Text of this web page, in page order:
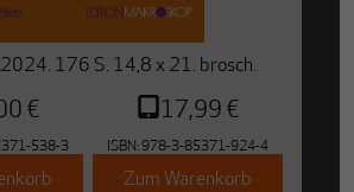
176 S. 14,8 x 21. brosch.
€
538-3
17,99 €
ISBN: 978-3-85371-924-4
Zum Warenkorb